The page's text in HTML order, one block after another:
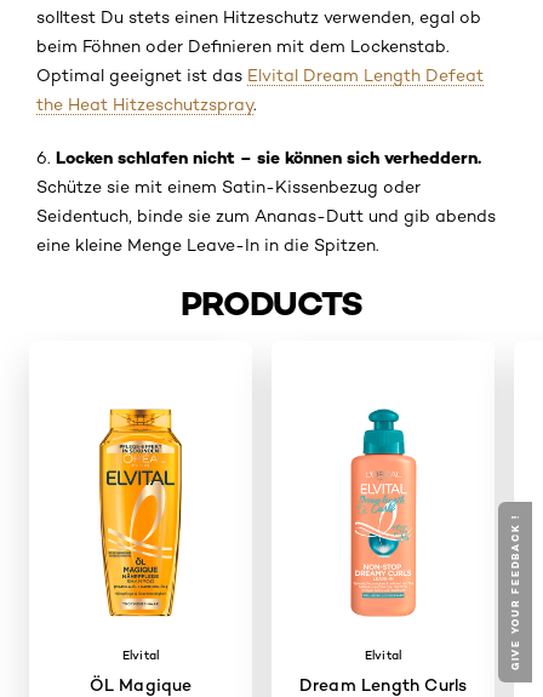
solltest Du stets einen Hitzeschutz verwenden, egal ob
beim Föhnen oder Definieren mit dem Lockenstab.
Optimal geeignet ist das Elvital Dream Length Defeat
the Heat Hitzeschutzspray.
6. Locken schlafen nicht – sie können sich verheddern.
Schütze sie mit einem Satin-Kissenbezug oder
Seidentuch, binde sie zum Ananas-Dutt und gib abends
eine kleine Menge Leave-In in die Spitzen.
PRODUCTS
Elvital
ÖL Magique
Elvital
Dream Length Curls
GIVE YOUR FEEDBACK !